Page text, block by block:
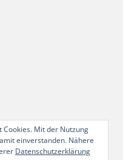
Cookies. Mit der Nutzung
einverstanden. Nähere
Datenschutzerklärung